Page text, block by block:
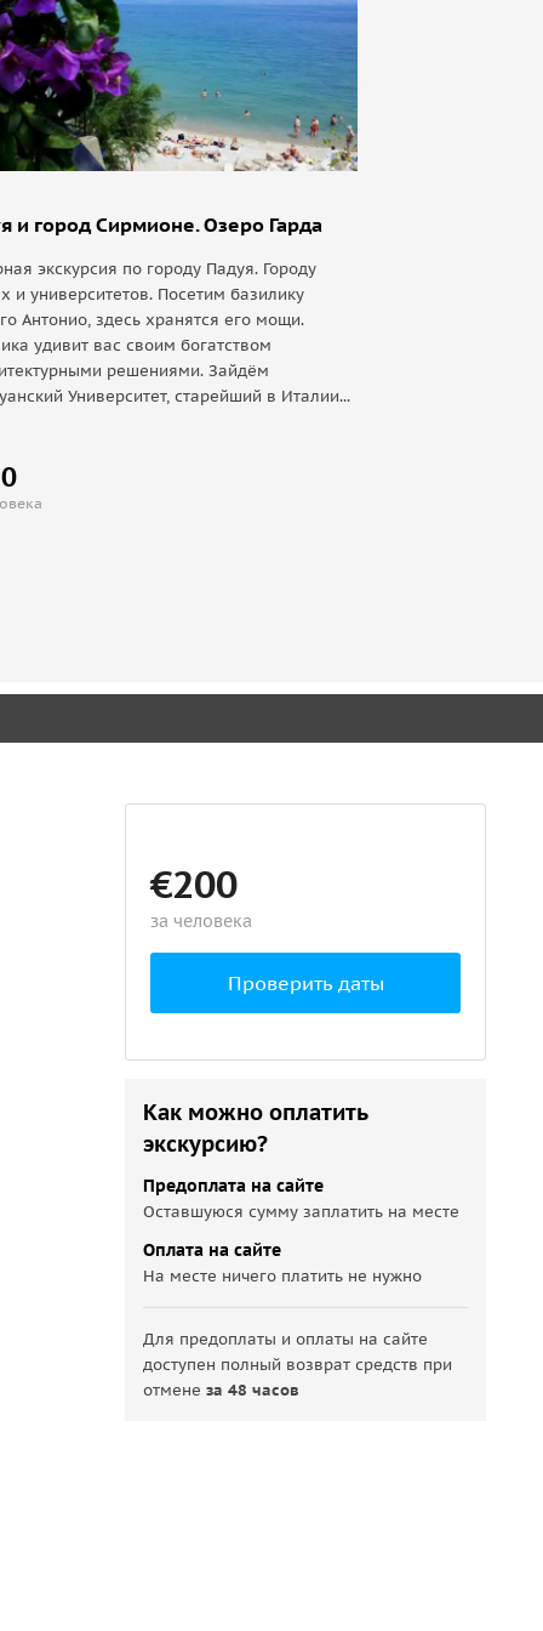
и город Сирмионе. Озеро Гарда
экскурсия по городу Падуя. Городу
и университетов. Посетим базилику
Антонио, здесь хранятся его мощи.
удивит вас своим богатством
решениями. Зайдём
Университет, старейший в Италии...
€200
за человека
Проверить даты
Как можно оплатить
экскурсию?
Предоплата на сайте
Оставшуюся сумму заплатить на месте
Оплата на сайте
На месте ничего платить не нужно
Для предоплаты и оплаты на сайте
доступен полный возврат средств при
отменеза 48 часов